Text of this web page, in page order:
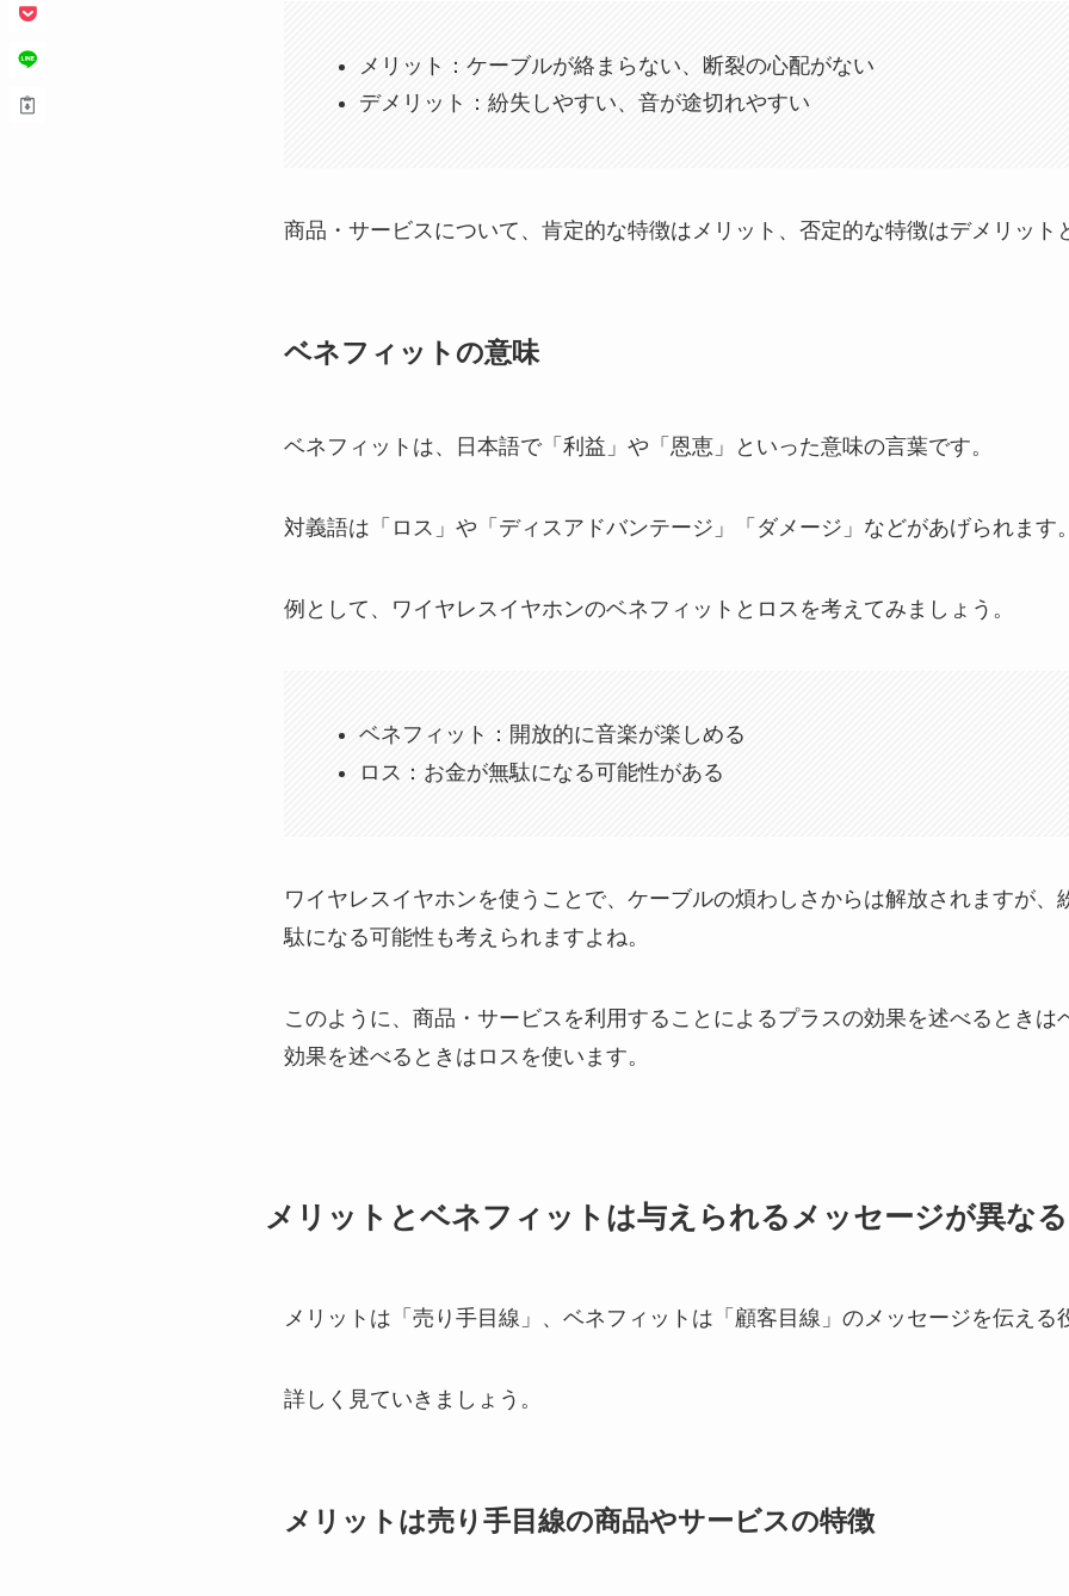
メリット：ケーブルが絡まらない、断裂の心配がない
デメリット：紛失しやすい、音が途切れやすい
商品・サービスについて、肯定的な特徴はメリット、否定的な特徴はデメリット
ベネフィットの意味
ベネフィットは、日本語で「利益」や「恩恵」といった意味の言葉です。
対義語は「ロス」や「ディスアドバンテージ」「ダメージ」などがあげられます
例として、ワイヤレスイヤホンのベネフィットとロスを考えてみましょう。
ベネフィット：開放的に音楽が楽しめる
ロス：お金が無駄になる可能性がある
ワイヤレスイヤホンを使うことで、ケーブルの煩わしさからは解放されますが、
駄になる可能性も考えられますよね。
このように、商品・サービスを利用することによるプラスの効果を述べるときは
効果を述べるときはロスを使います。
メリットとベネフィットは与えられるメッセージが異なる
メリットは「売り手目線」、ベネフィットは「顧客目線」のメッセージを伝える
詳しく見ていきましょう。
メリットは売り手目線の商品やサービスの特徴